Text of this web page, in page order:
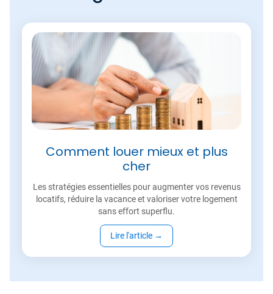
Comment louer mieux et plus
cher
Les stratégies essentielles pour augmenter vos revenus
locatifs, réduire la vacance et valoriser votre logement
sans effort superflu.
Lire l'article →